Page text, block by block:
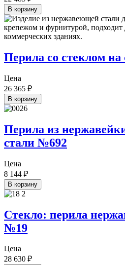
В корзину
Перила со стеклом
Цена
26 365 ₽
В корзину
Перила из
стали №692
Цена
8 144 ₽
В корзину
Стекло: перила
№19
Цена
28 630 ₽